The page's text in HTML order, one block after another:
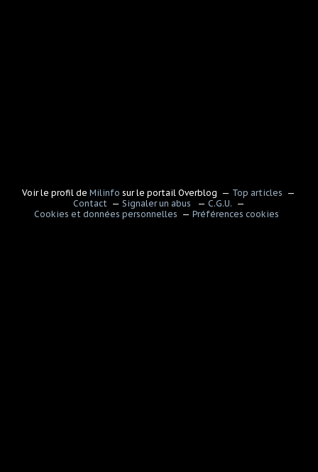
Voir le profil deMilinfo sur le portail Overblog
Top articles
Contact
Signaler un abus
C.G.U.
Cookies et données personnelles
Préférences cookies